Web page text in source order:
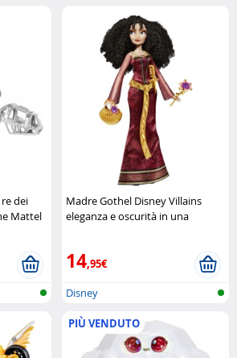
re dei
Mattel
Madre Gothel Disney Villains
eleganza e oscurità in una
14,95€
Disney
PIÙ VENDUTO